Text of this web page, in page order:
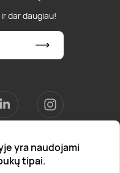
yra naudojami
tipai.
dar daugiau!